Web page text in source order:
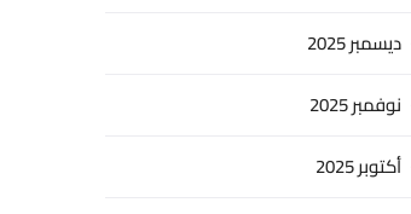
ديسمبر 2025
نوفمبر 2025
أكتوبر 2025